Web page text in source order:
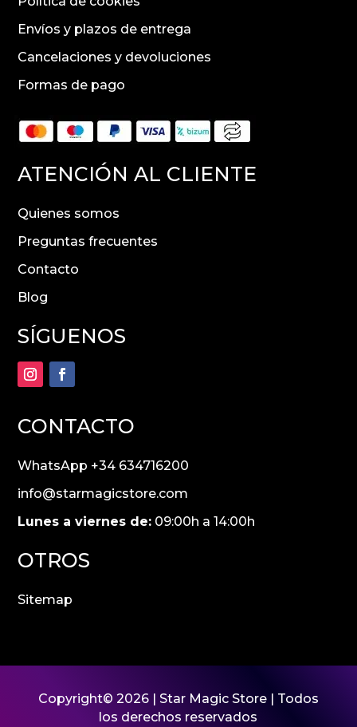
Envíos y plazos de entrega
Cancelaciones y devoluciones
Formas de pago
ATENCIÓN AL CLIENTE
Quienes somos
Preguntas frecuentes
Contacto
Blog
SÍGUENOS
CONTACTO
WhatsApp +34 634716200
info@starmagicstore.com
Lunes a viernes de: 09:00h a 14:00h
OTROS
Sitemap
Copyright© 2026 | Star Magic Store| Todos
los derechos reservados